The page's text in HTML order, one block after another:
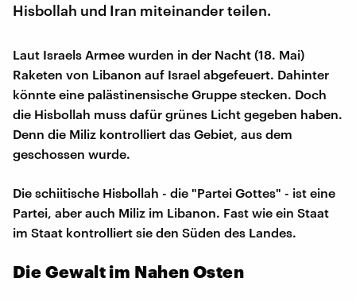
Hisbollah und Iran miteinander teilen.
Laut Israels Armee wurden in der Nacht (18. Mai)
Raketen von Libanon auf Israel abgefeuert. Dahinter
könnte eine palästinensische Gruppe stecken. Doch
die Hisbollah muss dafür grünes Licht gegeben haben.
Denn die Miliz kontrolliert das Gebiet, aus dem
geschossen wurde.
Die schiitische Hisbollah - die "Partei Gottes" - ist eine
Partei, aber auch Miliz im Libanon. Fast wie ein Staat
im Staat kontrolliert sie den Süden des Landes.
Die Gewalt im Nahen Osten